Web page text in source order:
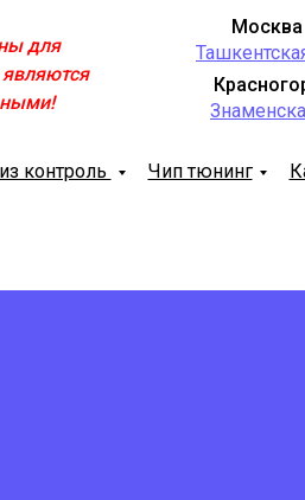
Москва
для
контроль Чип тюнинг